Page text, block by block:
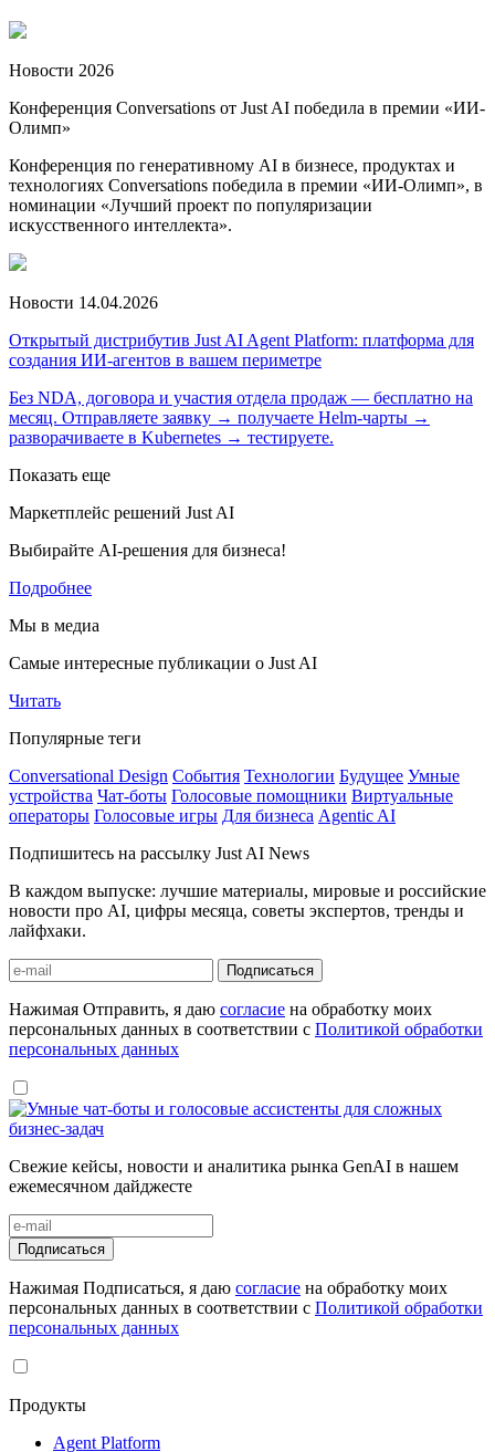
Новости 2026
Конференция Conversations от Just AI победила в премии «ИИ-
Олимп»
Конференция по генеративному AI в бизнесе, продуктах и
технологиях Conversations победила в премии «ИИ-Олимп», в
номинации «Лучший проект по популяризации
искусственного интеллекта».
Новости 14.04.2026
Открытый дистрибутив Just AI Agent Platform: платформа для
создания ИИ-агентов в вашем периметре
Без NDA, договора и участия отдела продаж — бесплатно на
месяц. Отправляете заявку → получаете Helm-чарты →
разворачиваете в Kubernetes → тестируете.
Показать еще
Маркетплейс решений Just AI
Выбирайте AI-решения для бизнеса!
Подробнее
Мы в медиа
Самые интересные публикации о Just AI
Читать
Популярные теги
Conversational Design События Технологии Будущее Умные
устройства Чат-боты Голосовые помощники Виртуальные
операторы Голосовые игры Для бизнеса Agentic AI
Подпишитесь на рассылку Just AI News
В каждом выпуске: лучшие материалы, мировые и российские
новости про AI, цифры месяца, советы экспертов, тренды и
лайфхаки.
Подписаться
Нажимая Отправить, я даю согласие на обработку моих
персональных данных в соответствии с Политикой обработки
персональных данных
Свежие кейсы, новости и аналитика рынка GenAI в нашем
ежемесячном дайджесте
Подписаться
Нажимая Подписаться, я даю согласие на обработку моих
персональных данных в соответствии с Политикой обработки
персональных данных
Продукты
Agent Platform